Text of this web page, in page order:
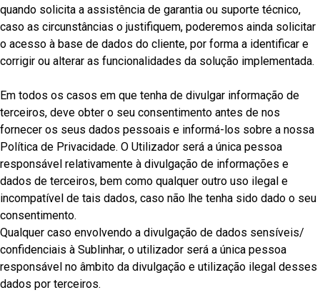
quando solicita a assistência de garantia ou suporte técnico,
caso as circunstâncias o justifiquem, poderemos ainda solicitar
o acesso à base de dados do cliente, por forma a identificar e
corrigir ou alterar as funcionalidades da solução implementada.
Em todos os casos em que tenha de divulgar informação de
terceiros, deve obter o seu consentimento antes de nos
fornecer os seus dados pessoais e informá-los sobre a nossa
Política de Privacidade. O Utilizador será a única pessoa
responsável relativamente à divulgação de informações e
dados de terceiros, bem como qualquer outro uso ilegal e
incompatível de tais dados, caso não lhe tenha sido dado o seu
consentimento.
Qualquer caso envolvendo a divulgação de dados sensíveis/
confidenciais à Sublinhar, o utilizador será a única pessoa
responsável no âmbito da divulgação e utilização ilegal desses
dados por terceiros.